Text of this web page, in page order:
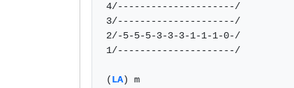
4/---------------------/
3/---------------------/
2/-5-5-5-3-3-3-1-1-1-0-/
1/---------------------/
(LA) m